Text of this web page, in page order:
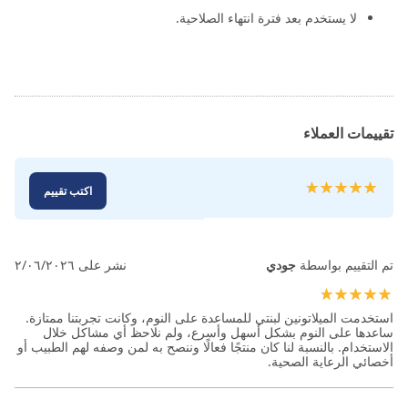
لا يستخدم بعد فترة انتهاء الصلاحية.
تقييمات العملاء
تقييم:
اكتب تقييم
تم التقييم بواسطة جودي نشر على ٢/٠٦/٢٠٢٦
استخدمت الميلاتونين لبنتي للمساعدة على النوم، وكانت تجربتنا ممتازة.
ساعدها على النوم بشكل أسهل وأسرع، ولم نلاحظ أي مشاكل خلال
الاستخدام. بالنسبة لنا كان منتجًا فعالًا وننصح به لمن وصفه لهم الطبيب أو
أخصائي الرعاية الصحية.